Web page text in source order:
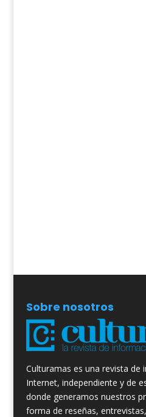
Sobre nosotros
Culturamas es una revista de
Internet, independiente y de
donde generamos nuestros
forma de reseñas,